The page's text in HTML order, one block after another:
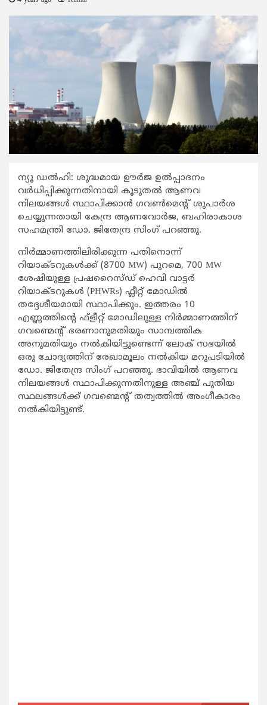
ന്യൂ ഡൽഹി: ശുദ്ധമായ ഊർജ ഉൽപ്പാദനം
വർധിപ്പിക്കുന്നതിനായി കൂടുതൽ ആണവ
നിലയങ്ങൾ സ്ഥാപിക്കാൻ ഗവൺമെന്റ് ശുപാർശ
ചെയ്യുന്നതായി കേന്ദ്ര ആണവോർജ, ബഹിരാകാശ
സഹമന്ത്രി ഡോ. ജിതേന്ദ്ര സിംഗ് പറഞ്ഞു.
നിർമ്മാണത്തിലിരിക്കുന്ന പതിനൊന്ന്
റിയാക്ടറുകൾക്ക് (8700 MW) പുറമെ, 700 MW
ശേഷിയുള്ള പ്രഷറൈസ്ഡ് ഹെവി വാട്ടർ
റിയാക്ടറുകൾ (PHWRs) ഫ്ലീറ്റ് മോഡിൽ
തദ്ദേശീയമായി സ്ഥാപിക്കും. ഇത്തരം 10
എണ്ണത്തിന്റെ ഫ്‌ളീറ്റ് മോഡിലുള്ള നിർമ്മാണത്തിന്
ഗവണ്മെന്റ് ഭരണാനുമതിയും സാമ്പത്തിക
അനുമതിയും നൽകിയിട്ടുണ്ടെന്ന് ലോക് സഭയിൽ
ഒരു ചോദ്യത്തിന് രേഖാമൂലം നൽകിയ മറുപടിയിൽ
ഡോ. ജിതേന്ദ്ര സിംഗ് പറഞ്ഞു. ഭാവിയിൽ ആണവ
നിലയങ്ങൾ സ്ഥാപിക്കുന്നതിനുള്ള അഞ്ച് പുതിയ
സ്ഥലങ്ങൾക്ക് ഗവണ്മെന്റ് തത്വത്തിൽ അംഗീകാരം
നൽകിയിട്ടുണ്ട്.